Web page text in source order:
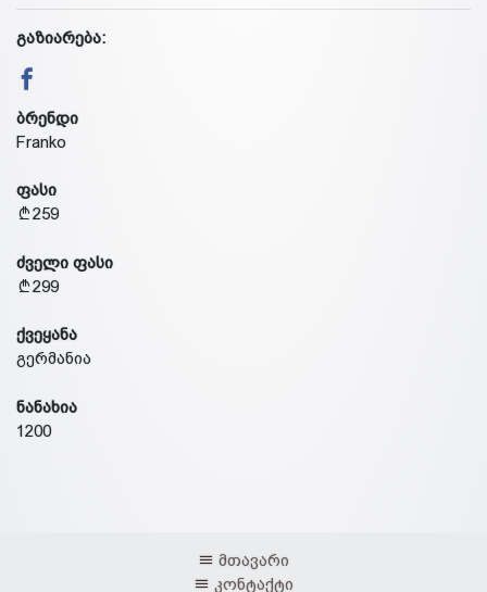
გაზიარება:
ბრენდი
Franko
ფასი
259
ძველი ფასი
299
ქვეყანა
გერმანია
ნანახია
1200
მთავარი
კონტაქტი